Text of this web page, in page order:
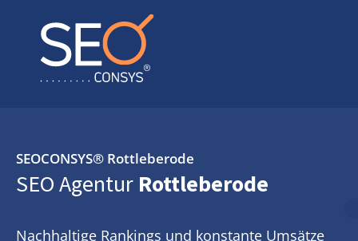
SEOCONSYS® Rottleberode
SEO Agentur Rottleberode
Nachhaltige Rankings und konstante Umsätze